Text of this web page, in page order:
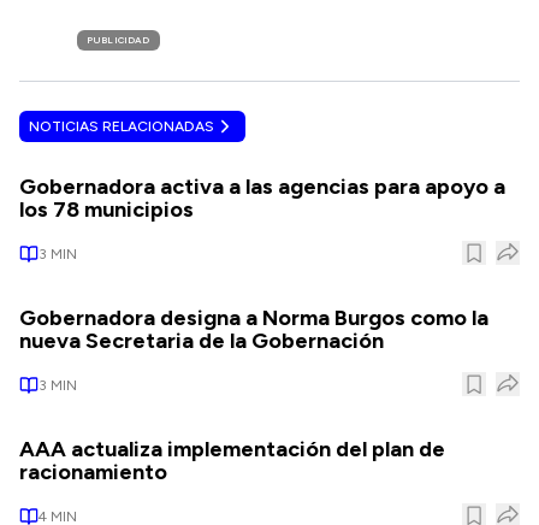
PUBLICIDAD
NOTICIAS RELACIONADAS
Gobernadora activa a las agencias para apoyo a
los 78 municipios
3 MIN
Gobernadora designa a Norma Burgos como la
nueva Secretaria de la Gobernación
3 MIN
AAA actualiza implementación del plan de
racionamiento
4 MIN